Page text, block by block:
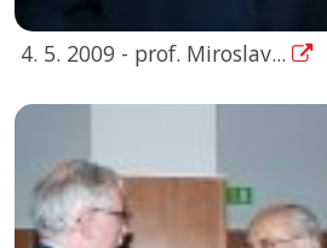
4. 5. 2009 - prof. Miroslav...